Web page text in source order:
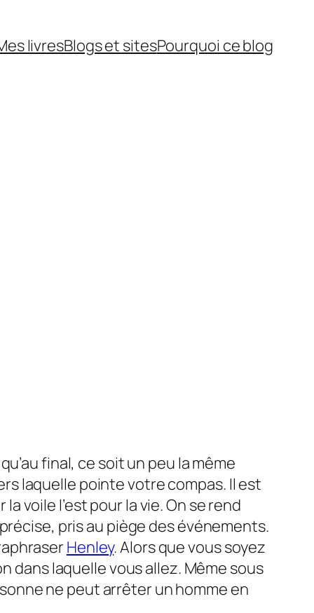
livresBlogs et sitesPourquoi ce blog
final, ce soit un peu la même
laquelle pointe votre compas. Il est
voile l’est pour la vie. On se rend
pris au piège des événements.
Henley. Alors que vous soyez
laquelle vous allez. Même sous
ne peut arrêter un homme en